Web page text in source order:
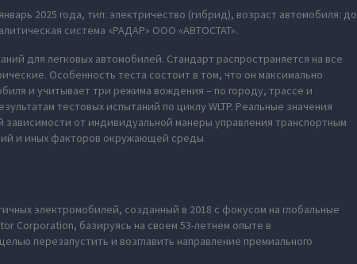
2025 года, тип: электричество (гибрид), возраст автомобиля: до
система «РАДАР» ООО «АВТОСТАТ».
для легковых автомобилей. Стандарт распространяется на все
Особенность теста состоит в том, что он максимально
и учитывает три режима вождения – по городу, трассе и
тестовых испытаний по циклу WLTP. Реальные значения
зависимости от индивидуальной манеры управления транспортным
и иных факторов окружающей среды
электромобилей, созданный в 2018 с фокусом на глобальные
Corporation, базируясь на своем 53-летнем опыте в
перезапустить и возглавить направление премиального